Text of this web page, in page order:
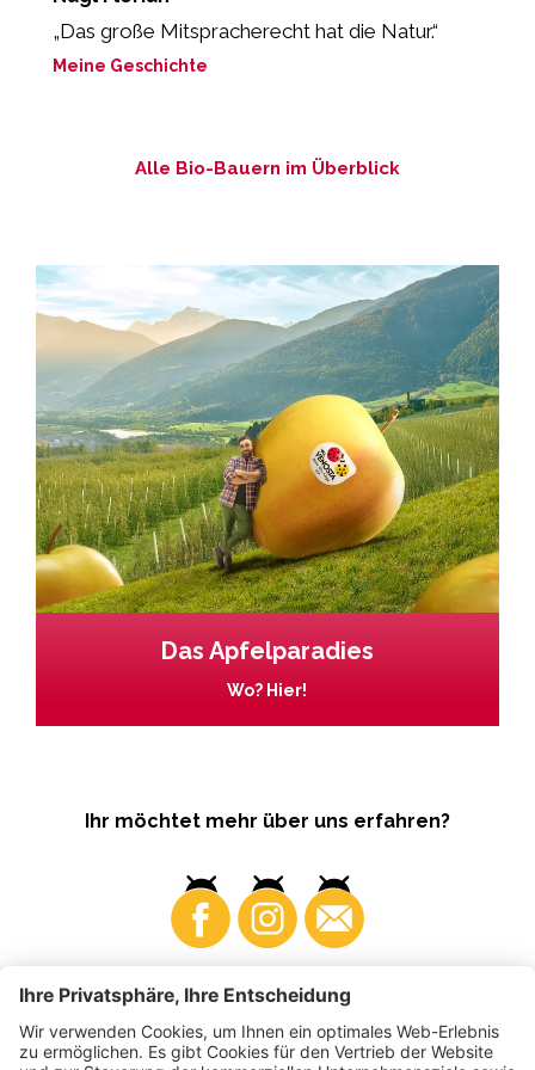
„Das große Mitspracherecht hat die Natur.“
Meine Geschichte
Alle Bio-Bauern im Überblick
Das Apfelparadies
Wo? Hier!
Ihr möchtet mehr über uns erfahren?
Business Produzenten